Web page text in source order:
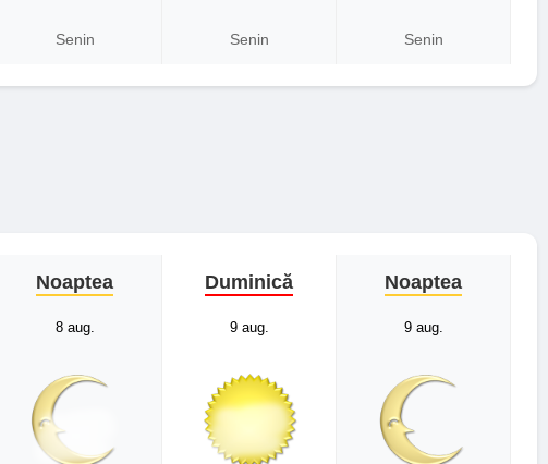
Senin Senin Senin
Noaptea
8 aug.
Duminică
9 aug.
Noaptea
9 aug.